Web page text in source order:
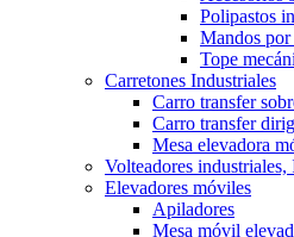
Polipastos
Mandos
Tope
Carretones Industriales
Carro transfer
Carro transfer
Mesa elevadora
Volteadores
Elevadores móviles
Apiladores
Mesa móvil